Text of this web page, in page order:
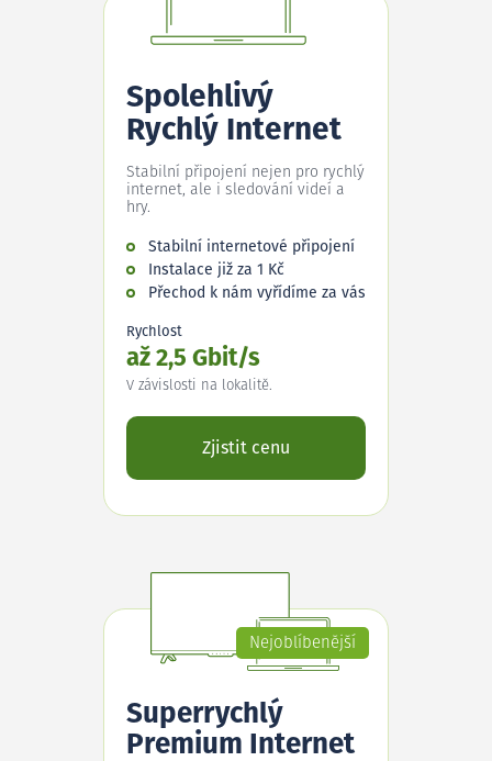
Spolehlivý
Rychlý Internet
Stabilní připojení nejen pro rychlý
internet, ale i sledování videí a
hry.
Stabilní internetové připojení
Instalace již za 1 Kč
Přechod k nám vyřídíme za vás
Rychlost
až 2,5 Gbit/s
V závislosti na lokalitě.
Zjistit cenu
Nejoblíbenější
Superrychlý
Premium Internet